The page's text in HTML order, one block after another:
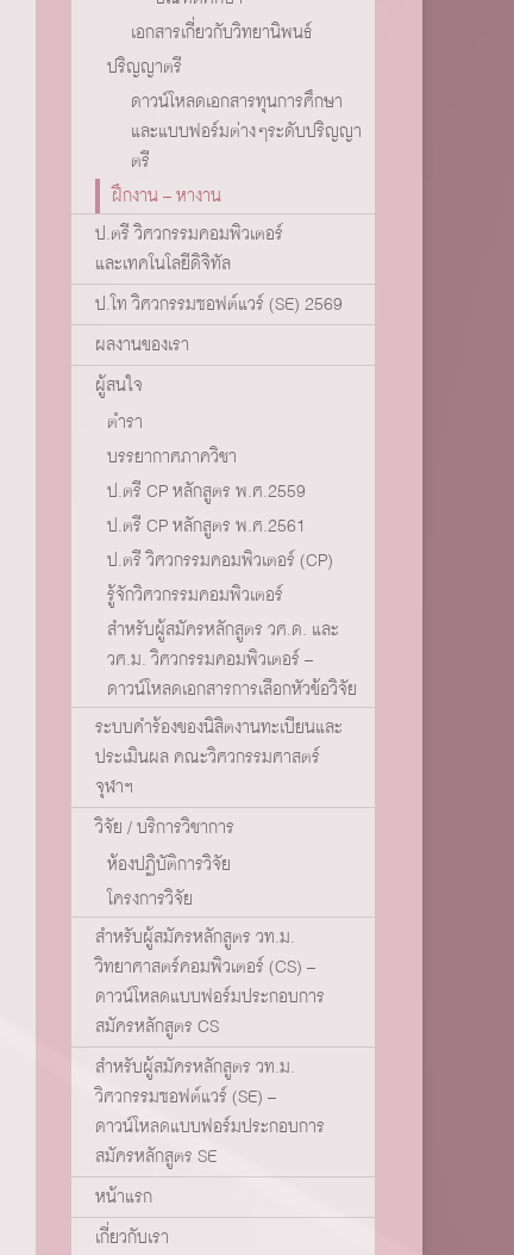
เอกสารเกี่ยวกับวิทยานิพนธ์
ปริญญาตรี
ดาวน์โหลดเอกสารทุนการศึกษา
และแบบฟอร์มต่างๆระดับปริญญา
ตรี
ฝึกงาน – หางาน
ป.ตรี วิศวกรรมคอมพิวเตอร์
และเทคโนโลยีดิจิทัล
ป.โท วิศวกรรมซอฟต์แวร์ (SE) 2569
ผลงานของเรา
ผู้สนใจ
ตำรา
บรรยากาศภาควิชา
ป.ตรี CP หลักสูตร พ.ศ.2559
ป.ตรี CP หลักสูตร พ.ศ.2561
ป.ตรี วิศวกรรมคอมพิวเตอร์ (CP)
รู้จักวิศวกรรมคอมพิวเตอร์
สำหรับผู้สมัครหลักสูตร วศ.ด. และ
วศ.ม. วิศวกรรมคอมพิวเตอร์ –
ดาวน์โหลดเอกสารการเลือกหัวข้อวิจัย
ระบบคำร้องของนิสิตงานทะเบียนและ
ประเมินผล คณะวิศวกรรมศาสตร์
จุฬาฯ
วิจัย / บริการวิชาการ
ห้องปฏิบัติการวิจัย
โครงการวิจัย
สำหรับผู้สมัครหลักสูตร วท.ม.
วิทยาศาสตร์คอมพิวเตอร์ (CS) –
ดาวน์โหลดแบบฟอร์มประกอบการ
สมัครหลักสูตร CS
สำหรับผู้สมัครหลักสูตร วท.ม.
วิศวกรรมซอฟต์แวร์ (SE) –
ดาวน์โหลดแบบฟอร์มประกอบการ
สมัครหลักสูตร SE
หน้าแรก
เกี่ยวกับเรา